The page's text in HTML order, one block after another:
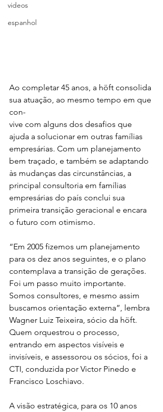
videos
espanhol
Ao completar 45 anos, a höft consolida
sua atuação, ao mesmo tempo em que
con-
vive com alguns dos desafios que
ajuda a solucionar em outras famílias
empresárias. Com um planejamento
bem traçado, e também se adaptando
às mudanças das circunstâncias, a
principal consultoria em famílias
empresárias do país conclui sua
primeira transição geracional e encara
o futuro com otimismo.
“Em 2005 fizemos um planejamento
para os dez anos seguintes, e o plano
contemplava a transição de gerações.
Foi um passo muito importante.
Somos consultores, e mesmo assim
buscamos orientação externa”, lembra
Wagner Luiz Teixeira, sócio da höft.
Quem orquestrou o processo,
entrando em aspectos visíveis e
invisíveis, e assessorou os sócios, foi a
CTI, conduzida por Victor Pinedo e
Francisco Loschiavo.
A visão estratégica, para os 10 anos